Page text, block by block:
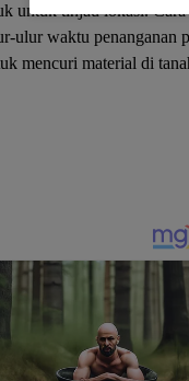
untuk tinjau lokasi.
ulur waktu penanganan
mencuri material di